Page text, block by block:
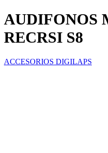
AUDIFONOS
RECRSI S8
ACCESORIOS DIGILAPS